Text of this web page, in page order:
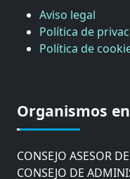
Aviso legal
Política de
Política de
Organismos
COMISIÓN
AYUNTAMIENTO DE
COMITÉ DE
CONSEJO ASESOR
CONSEJO DE